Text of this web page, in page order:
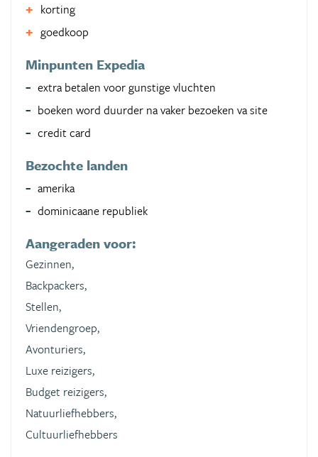
korting
goedkoop
Minpunten Expedia
extra betalen voor gunstige vluchten
boeken word duurder na vaker bezoeken va site
credit card
Bezochte landen
amerika
dominicaane republiek
Aangeraden voor:
Gezinnen,
Backpackers,
Stellen,
Vriendengroep,
Avonturiers,
Luxe reizigers,
Budget reizigers,
Natuurliefhebbers,
Cultuurliefhebbers